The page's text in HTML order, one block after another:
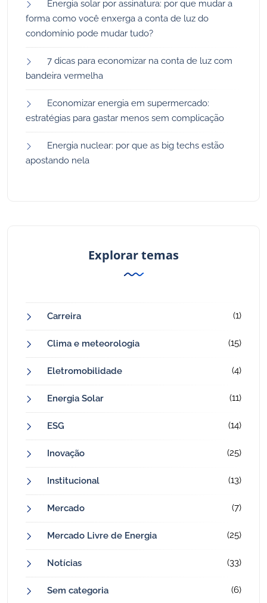
Energia solar por assinatura: por que mudar a
forma como você enxerga a conta de luz do
condomínio pode mudar tudo?
7 dicas para economizar na conta de luz com
bandeira vermelha
Economizar energia em supermercado:
estratégias para gastar menos sem complicação
Energia nuclear: por que as big techs estão
apostando nela
Explorar temas
Carreira (1)
Clima e meteorologia (15)
Eletromobilidade (4)
Energia Solar (11)
ESG (14)
Inovação (25)
Institucional (13)
Mercado (7)
Mercado Livre de Energia (25)
Notícias (33)
Sem categoria (6)